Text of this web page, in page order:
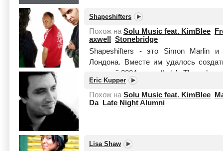
Shapeshifters
Похож на Solu Music feat. KimBlee
axwell
Stonebridge
Shapeshifters - это Simon Marlin и
Лондона. Вместе им удалось
мелодий 2004 года - ‘Lola’s Theme’
Читать целиком
Eric Kupper
Похож на Solu Music feat. KimBlee
Da
Late Night Alumni
Lisa Shaw